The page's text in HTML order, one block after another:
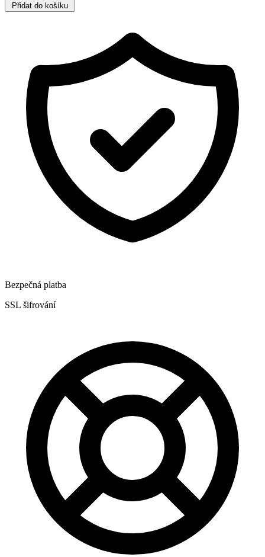
Přidat do košíku
Bezpečná platba
SSL šifrování